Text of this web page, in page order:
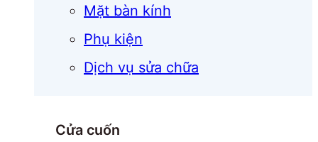
Mặt bàn kính
Phụ kiện
Dịch vụ sửa chữa
Cửa cuốn